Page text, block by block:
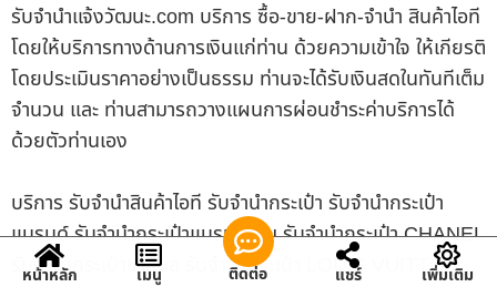
รับจํานําแจ้งวัฒนะ.com บริการ ซื้อ-ขาย-ฝาก-จำนำ สินค้าไอที
โดยให้บริการทางด้านการเงินแก่ท่าน ด้วยความเข้าใจ ให้เกียรติ
โดยประเมินราคาอย่างเป็นธรรม ท่านจะได้รับเงินสดในทันทีเต็ม
จำนวน และ ท่านสามารถวางแผนการผ่อนชำระค่าบริการได้
ด้วยตัวท่านเอง
บริการ รับจำนำสินค้าไอที รับจำนำกระเป๋า รับจำนำกระเป๋า
แบรนด์ รับจำนำกระเป๋าแบรนด์เนม รับจำนำกระเป๋า CHANEL
รับจำนำกระเป๋าชาแนล รับจำนำกระเป๋า LOUIS VUITTON
หน้าหลัก เมนู ติดต่อ แชร์ เพิ่มเติม